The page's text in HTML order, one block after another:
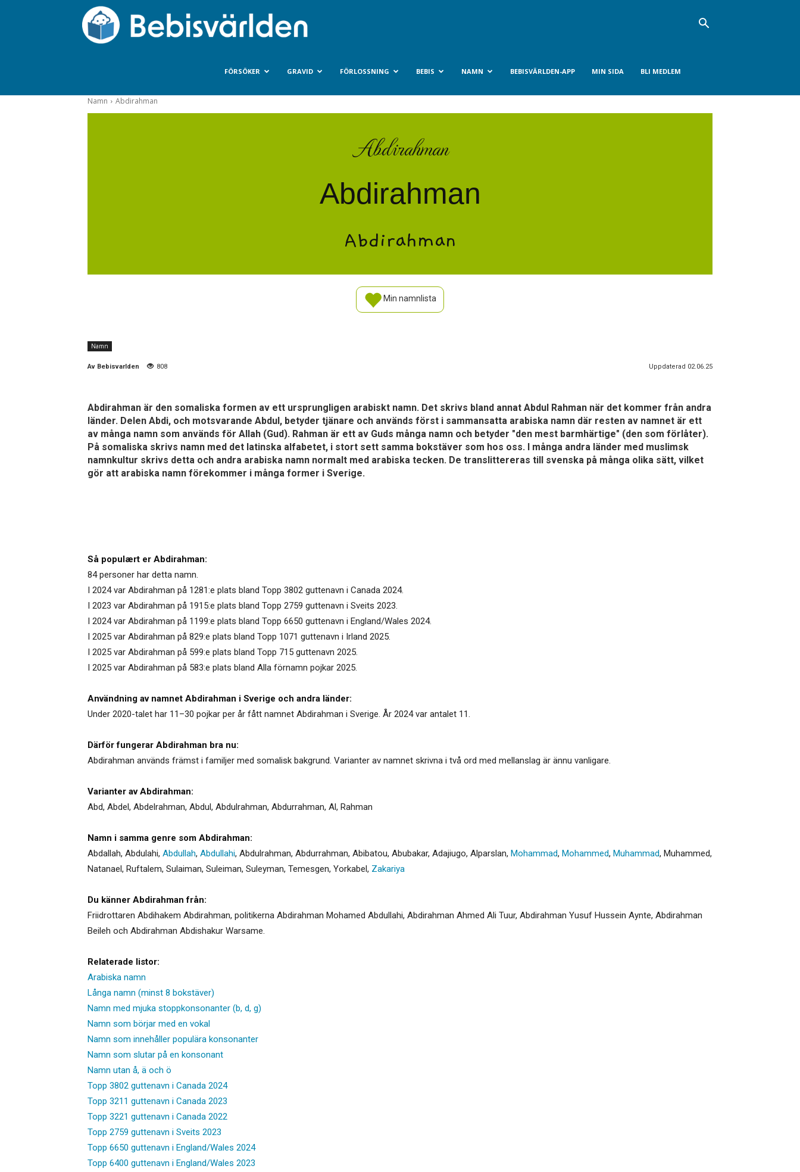
FÖRSÖKER GRAVID FÖRLOSSNING BEBIS NAMN BEBISVÄRLDEN-APP MIN SIDA BLI MEDLEM
Namn Abdirahman
Abdirahman
Abdirahman
Abdirahman
Min namnlista
Namn
Av Bebisvarlden 808 Uppdaterad 02.06.25
Abdirahman är den somaliska formen av ett ursprungligen arabiskt namn. Det skrivs bland annat Abdul Rahman när det kommer från andra
länder. Delen Abdi, och motsvarande Abdul, betyder tjänare och används först i sammansatta arabiska namn där resten av namnet är ett
av många namn som används för Allah (Gud). Rahman är ett av Guds många namn och betyder "den mest barmhärtige" (den som förlåter).
På somaliska skrivs namn med det latinska alfabetet, i stort sett samma bokstäver som hos oss. I många andra länder med muslimsk
namnkultur skrivs detta och andra arabiska namn normalt med arabiska tecken. De translittereras till svenska på många olika sätt, vilket
gör att arabiska namn förekommer i många former i Sverige.
Så populært er Abdirahman:
84 personer har detta namn.
I 2024 var Abdirahman på 1281:e plats bland Topp 3802 guttenavn i Canada 2024.
I 2023 var Abdirahman på 1915:e plats bland Topp 2759 guttenavn i Sveits 2023.
I 2024 var Abdirahman på 1199:e plats bland Topp 6650 guttenavn i England/Wales 2024.
I 2025 var Abdirahman på 829:e plats bland Topp 1071 guttenavn i Irland 2025.
I 2025 var Abdirahman på 599:e plats bland Topp 715 guttenavn 2025.
I 2025 var Abdirahman på 583:e plats bland Alla förnamn pojkar 2025.
Användning av namnet Abdirahman i Sverige och andra länder:
Under 2020-talet har 11–30 pojkar per år fått namnet Abdirahman i Sverige. År 2024 var antalet 11.
Därför fungerar Abdirahman bra nu:
Abdirahman används främst i familjer med somalisk bakgrund. Varianter av namnet skrivna i två ord med mellanslag är ännu vanligare.
Varianter av Abdirahman:
Abd, Abdel, Abdelrahman, Abdul, Abdulrahman, Abdurrahman, Al, Rahman
Namn i samma genre som Abdirahman:
Abdallah, Abdulahi, Abdullah, Abdullahi, Abdulrahman, Abdurrahman, Abibatou, Abubakar, Adajiugo, Alparslan, Mohammad, Mohammed, Muhammad, Muhammed,
Natanael, Ruftalem, Sulaiman, Suleiman, Suleyman, Temesgen, Yorkabel, Zakariya
Du känner Abdirahman från:
Friidrottaren Abdihakem Abdirahman, politikerna Abdirahman Mohamed Abdullahi, Abdirahman Ahmed Ali Tuur, Abdirahman Yusuf Hussein Aynte, Abdirahman
Beileh och Abdirahman Abdishakur Warsame.
Relaterade listor:
Arabiska namn
Långa namn (minst 8 bokstäver)
Namn med mjuka stoppkonsonanter (b, d, g)
Namn som börjar med en vokal
Namn som innehåller populära konsonanter
Namn som slutar på en konsonant
Namn utan å, ä och ö
Topp 3802 guttenavn i Canada 2024
Topp 3211 guttenavn i Canada 2023
Topp 3221 guttenavn i Canada 2022
Topp 2759 guttenavn i Sveits 2023
Topp 6650 guttenavn i England/Wales 2024
Topp 6400 guttenavn i England/Wales 2023